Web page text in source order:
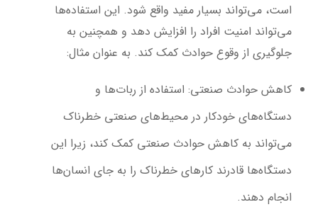
است، می‌تواند بسیار مفید واقع شود. این استفاده‌ها
می‌تواند امنیت افراد را افزایش دهد و همچنین به
جلوگیری از وقوع حوادث کمک کند. به عنوان مثال:
کاهش حوادث صنعتی: استفاده از ربات‌ها و
دستگاه‌های خودکار در محیط‌های صنعتی خطرناک
می‌تواند به کاهش حوادث صنعتی کمک کند، زیرا این
دستگاه‌ها قادرند کارهای خطرناک را به جای انسان‌ها
انجام دهند.